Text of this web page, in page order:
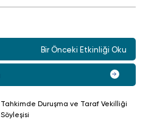
Bir Önceki Etkinliği Oku
Tahkimde Duruşma ve Taraf Vekilliği
Söyleşisi